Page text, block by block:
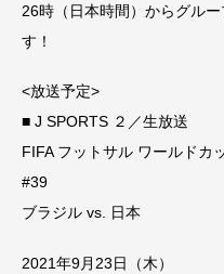
26時（日本時間）からグル
す！
<放送予定>
■ J SPORTS ２／生放送
FIFA フットサル ワールドカ
#39
ブラジル vs. 日本
2021年9月23日（木）